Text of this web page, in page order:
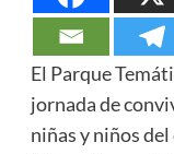
El Parque
jornada de
niñas y niños